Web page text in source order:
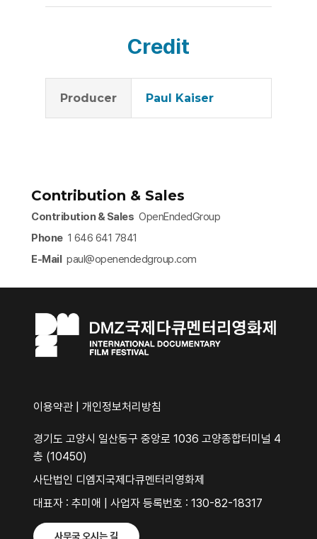
Credit
Producer Paul Kaiser
Contribution & Sales
Contribution & Sales OpenEndedGroup
Phone1 646 641 7841
E-Mailpaul@openendedgroup.com​
이용약관 개인정보처리방침
경기도 고양시 일산동구 중앙로 1036 고양종합터미널 4
층 (10450)
사단법인 디엠지국제다큐멘터리영화제
대표자 : 추미애 | 사업자 등록번호 : 130-82-18317
사무국 오시는 길